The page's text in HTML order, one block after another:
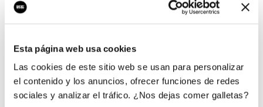
Esta página web usa cookies
Las cookies de este sitio web se usan para personalizar
el contenido y los anuncios, ofrecer funciones de redes
sociales y analizar el tráfico. ¿Nos dejas comer galletas?
05
FASE 5 · OPTIMIZACIÓN CONTINUA
Cada mes